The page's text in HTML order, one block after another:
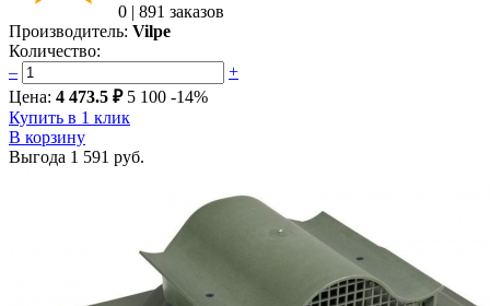
0 | 891 заказов
Производитель: Vilpe
Количество:
–
+
Цена: 4 473.5 ₽ 5 100 -14%
Купить в 1 клик
В корзину
Выгода 1 591 руб.